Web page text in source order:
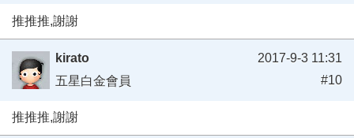
推推推,謝謝
kirato
五星白金會員
2017-9-3 11:31
#10
推推推,謝謝